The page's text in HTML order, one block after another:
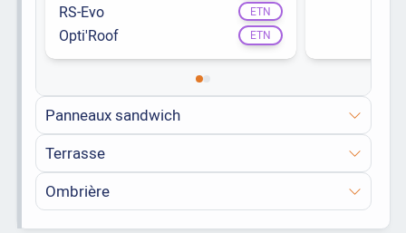
RS-Evo ETN
Opti'Roof ETN
Panneaux sandwich
Terrasse
Ombrière